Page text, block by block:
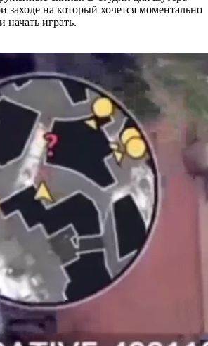
заходе на который хочется моментально
начать играть.